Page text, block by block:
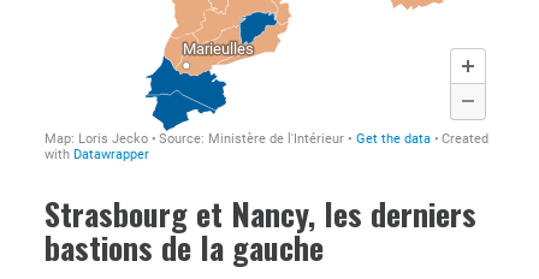
Strasbourg et Nancy, les derniers
bastions de la gauche